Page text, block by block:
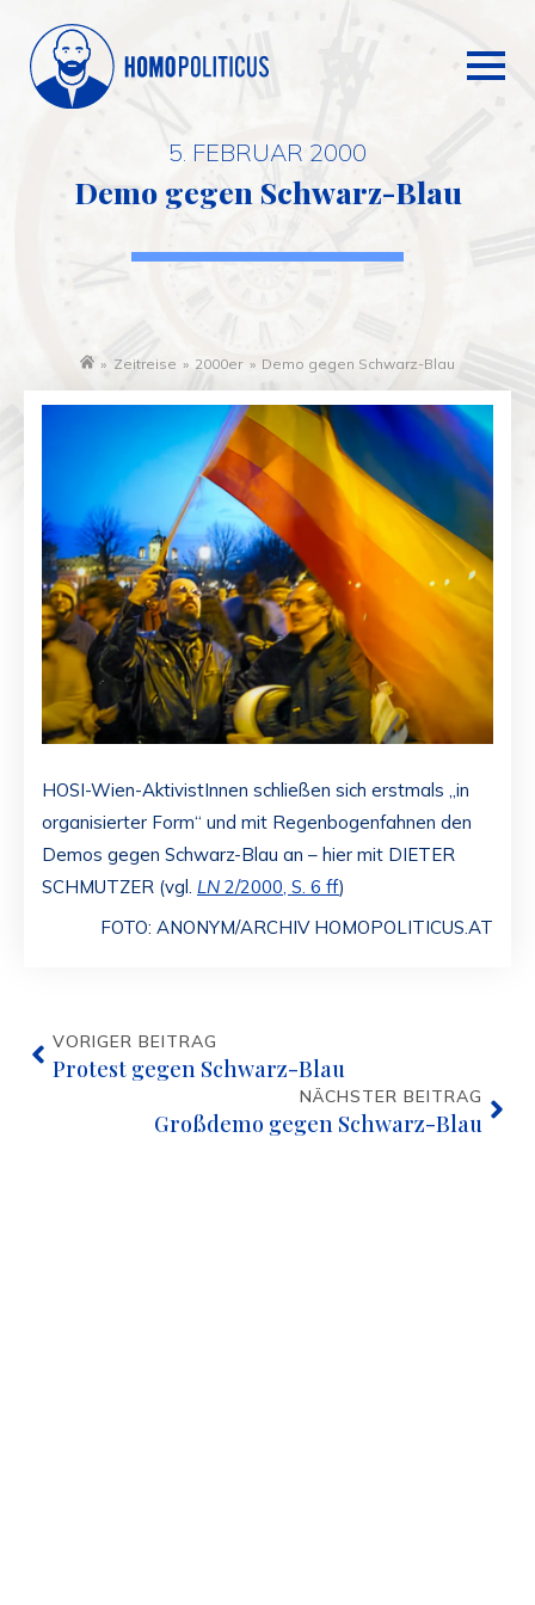
5. FEBRUAR 2000
Demo gegen Schwarz-Blau
» Zeitreise » 2000er » Demo gegen Schwarz-Blau
HOSI-Wien-AktivistInnen schließen sich erstmals „in
organisierter Form“ und mit Regenbogenfahnen den
Demos gegen Schwarz-Blau an – hier mit DIETER
SCHMUTZER (vgl. LN 2/2000, S. 6 ff)
FOTO: ANONYM/ARCHIV HOMOPOLITICUS.AT
VORIGER BEITRAG
Protest gegen Schwarz-Blau
NÄCHSTER BEITRAG
Großdemo gegen Schwarz-Blau